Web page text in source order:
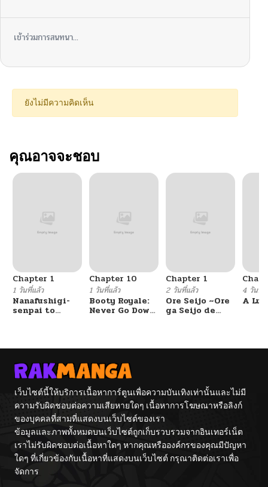
เข้าร่วมการสนทนา...
ยังไม่มีความคิดเห็น
คุณอาจจะชอบ
Chapter 1
1 วันที่แล้ว
Nanafushigi-
senpai to
Chapter 10
1 วันที่แล้ว
Booty Royale:
Never Go Down
Chapter 1
2 วันที่แล้ว
Ore Seijo ~Ore
ga Seijo de
Game Kanzen
4 วันที่
A
เว็บไซต์นี้ให้บริการเนื้อหาการ์ตูนเพื่อความบันเทิงเท่านั้นและไม่มี
ความรับผิดชอบต่อความเสียหายใดๆ เนื้อหาการโฆษณาหรือลิงก์
ของบุคคลที่สามที่แสดงบนเว็บไซต์ของเรา
ข้อมูลและภาพทั้งหมดบนเว็บไซต์ถูกเก็บรวบรวมจากอินเทอร์เน็ต
เราไม่รับผิดชอบต่อเนื้อหาใดๆ หากคุณหรือองค์กรของคุณมีปัญหา
ใดๆ ที่เกี่ยวข้องกับเนื้อหาที่แสดงบนเว็บไซต์ กรุณาติดต่อเราเพื่อ
จัดการ